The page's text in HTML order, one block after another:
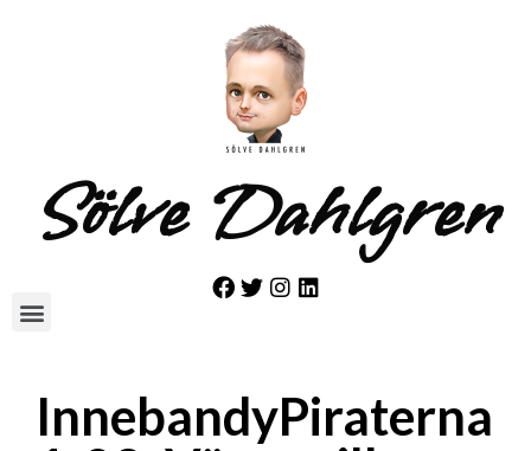
Sölve Dahlgren
InnebandyPiraterna